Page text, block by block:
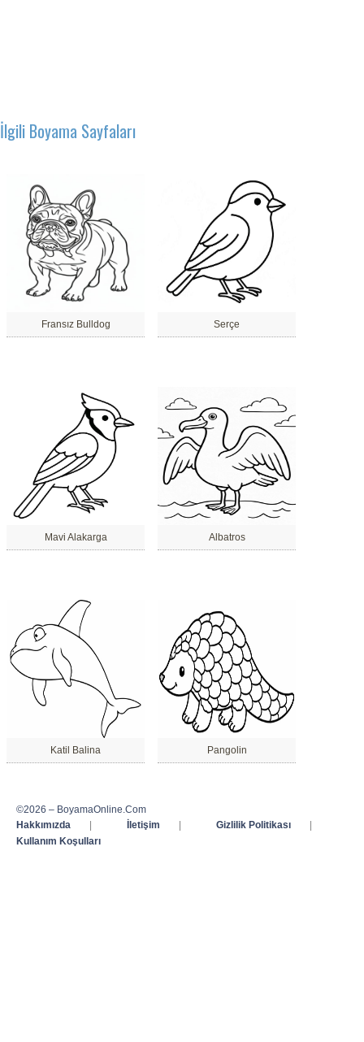
İlgili Boyama Sayfaları
Fransız Bulldog Serçe
Mavi Alakarga Albatros
Katil Balina Pangolin
©2026 – BoyamaOnline.Com
Hakkımızda
İletişim Gizlilik Politikası
Kullanım Koşulları